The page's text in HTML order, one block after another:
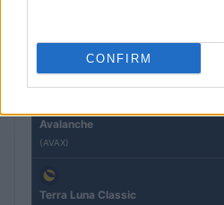
CONFIRM
(ADA)
Avalanche
(AVAX)
Terra Luna Classic